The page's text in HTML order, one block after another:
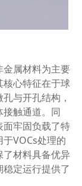
属材料为主要
核心特征在于球
与开孔结构，
触通道。同
面牢固负载了特
VOCs处理的
材料具备优异
定运行提供了